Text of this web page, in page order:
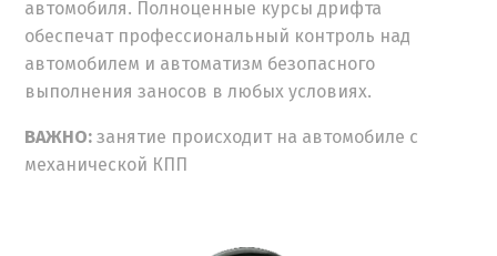
автомобиля. Полноценные курсы дрифта
обеспечат профессиональный контроль над
автомобилем и автоматизм безопасного
выполнения заносов в любых условиях.
ВАЖНО: занятие происходит на автомобиле с
механической КПП